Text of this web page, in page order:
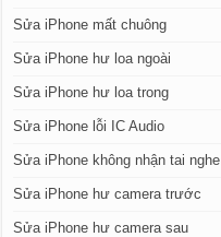
Sửa iPhone mất chuông
Sửa iPhone hư loa ngoài
Sửa iPhone hư loa trong
Sửa iPhone lỗi IC Audio
Sửa iPhone không nhận tai nghe
Sửa iPhone hư camera trước
Sửa iPhone hư camera sau